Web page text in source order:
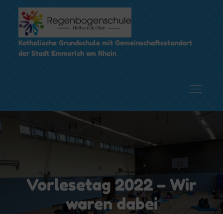
content
Katholische Grundschule mit Gemeinschaftsstandort
der Stadt Emmerich am Rhein
Vorlesetag 2022 – Wir
waren dabei